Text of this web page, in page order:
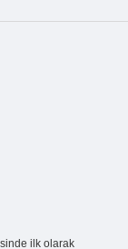
ilk olarak